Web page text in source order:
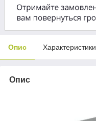
Опис Характеристики
Опис